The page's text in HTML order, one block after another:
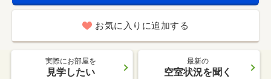
お気に入りに追加する
実際にお部屋を
見学したい
最新の
空室状況を聞く